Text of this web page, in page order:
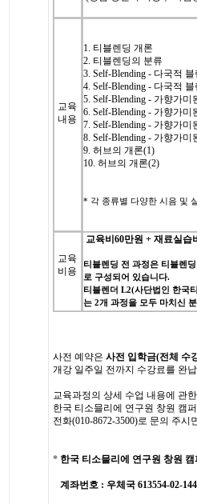
교육
내용
1. 티블렌딩 개론
2. 티블렌딩의 분류
3.Self-Blending - 다국적
4.Self-Blending - 다국적
5.Self-Blending - 가향가
6.Self-Blending - 가향가
7.Self-Blending - 가향가
8.Self-Blending - 가향가
9. 허브의 개론(1)
10. 허브의 개론(2)
* 각 종류별 다양한 시음 및
교육
비용
교육비60만원 +재료실습
티블렌딩 전 과정은 티블렌딩
로 구성되어 있습니다.
티블렌더 L2(사단법인 한국
는 2개 과정을 모두 마치신
사전 예약은 사전 입학금(전체 수
개강 일주일 전까지 수강료를 완
교육과정의 상세 수업 내용에 관한
한국 티소믈리에 연구원 창원 캠
전화(010-8672-3500)로 문의 주시
* 한국 티소믈리에 연구원 창원 캠
계좌번호 : 우체국 613554-02-